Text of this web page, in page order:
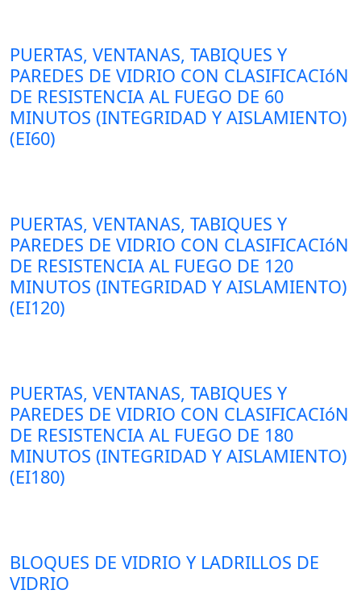
PUERTAS, VENTANAS, TABIQUES Y
PAREDES DE VIDRIO CON CLASIFICACIóN
DE RESISTENCIA AL FUEGO DE 60
MINUTOS (INTEGRIDAD Y AISLAMIENTO)
(EI60)
PUERTAS, VENTANAS, TABIQUES Y
PAREDES DE VIDRIO CON CLASIFICACIóN
DE RESISTENCIA AL FUEGO DE 120
MINUTOS (INTEGRIDAD Y AISLAMIENTO)
(EI120)
PUERTAS, VENTANAS, TABIQUES Y
PAREDES DE VIDRIO CON CLASIFICACIóN
DE RESISTENCIA AL FUEGO DE 180
MINUTOS (INTEGRIDAD Y AISLAMIENTO)
(EI180)
BLOQUES DE VIDRIO Y LADRILLOS DE
VIDRIO